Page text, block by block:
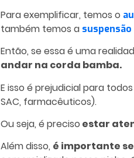
Para exemplificar, temos o
também temos a
Então, se essa é uma
andar na corda bamba.
E isso é prejudicial para
SAC, farmacêuticos).
Ou seja, é preciso estar
Além disso, é importante